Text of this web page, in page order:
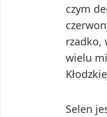
czym
rzadko,
wielu
Selen